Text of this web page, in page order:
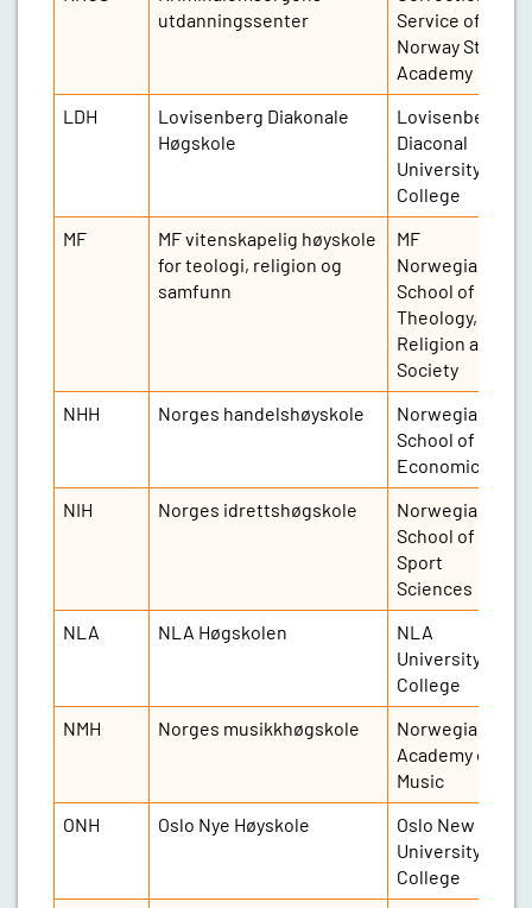
utdanningssenter
Service of
Norway Staff
Academy
LDH
Lovisenberg Diakonale
Høgskole
Lovisenberg
Diaconal
University
College
MF
MF vitenskapelig høyskole
for teologi, religion og
samfunn
MF
Norwegian
School of
Theology,
Religion and
Society
NHH Norges handelshøyskole
Norwegian
School of
Economics
NIH Norges idrettshøgskole
Norwegian
School of
Sport
Sciences
NLA NLA Høgskolen
NLA
University
College
NMH Norges musikkhøgskole
Norwegian
Academy of
Music
ONH Oslo Nye Høyskole
Oslo New
University
College